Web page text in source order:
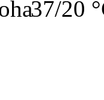
37/20